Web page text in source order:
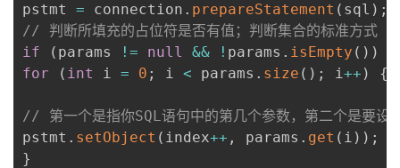
pstmt = connection . prepareStatement ( sql ) ;
// 判断所填充的占位符是否有值；判断集合的标准方式
if
( params != null && ! params . isEmpty ( ) )
for
( int i = 0 ; i < params . size ( ) ; i++ ) {
// 第一个是指你SQL语句中的第几个参数，第二个是要设
pstmt . setObject ( index++ , params . get ( i ) ) ;
}